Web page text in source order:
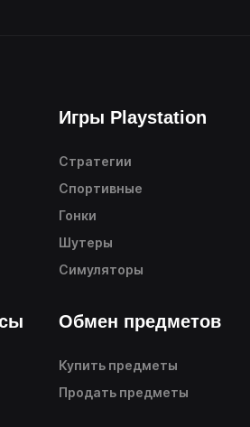
Игры Playstation
Стратегии
Спортивные
Гонки
Шутеры
Симуляторы
Обмен предметов
Купить предметы
Продать предметы